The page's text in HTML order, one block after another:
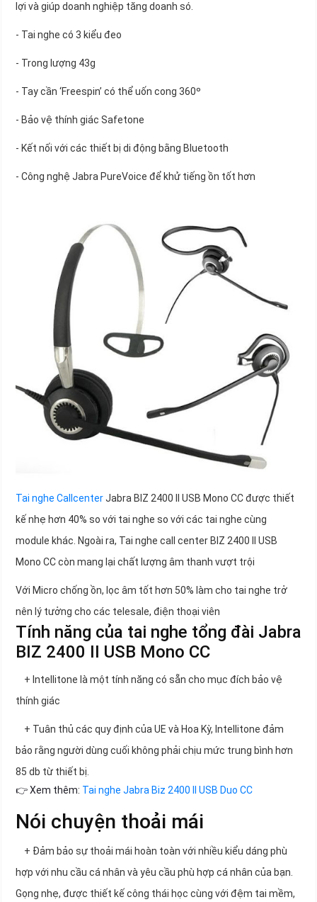
lợi và giúp doanh nghiệp tăng doanh só.
- Tai nghe có 3 kiểu đeo
- Trong lượng 43g
- Tay cần ‘Freespin’ có thể uốn cong 360º
- Bảo vệ thính giác Safetone
- Kết nối với các thiết bị di động bằng Bluetooth
- Công nghệ Jabra PureVoice để khử tiếng ồn tốt hơn
Tai nghe CallcenterJabra BIZ 2400 II USB Mono CC được thiết
kế nhẹ hơn 40% so với tai nghe so với các tai nghe cùng
module khác. Ngoài ra, Tai nghe call center BIZ 2400 II USB
Mono CC còn mang lại chất lượng âm thanh vượt trội
Với Micro chống ồn, lọc âm tốt hơn 50% làm cho tai nghe trở
nên lý tưởng cho các telesale, điện thoại viên
Tính năng của tai nghe tổng đài Jabra
BIZ 2400 II USB Mono CC
+ Intellitone là một tính năng có sẵn cho mục đích bảo vệ
thính giác
+ Tuân thủ các quy định của UE và Hoa Kỳ, Intellitone đảm
bảo rằng người dùng cuối không phải chịu mức trung bình hơn
85 db từ thiết bị.
👉 Xem thêm: Tai nghe Jabra Biz 2400 II USB Duo CC
Nói chuyện thoải mái
+ Đảm bảo sự thoải mái hoàn toàn với nhiều kiểu dáng phù
hợp với nhu cầu cá nhân và yêu cầu phù hợp cá nhân của bạn.
Gọng nhẹ, được thiết kế công thái học cùng với đệm tai mềm,